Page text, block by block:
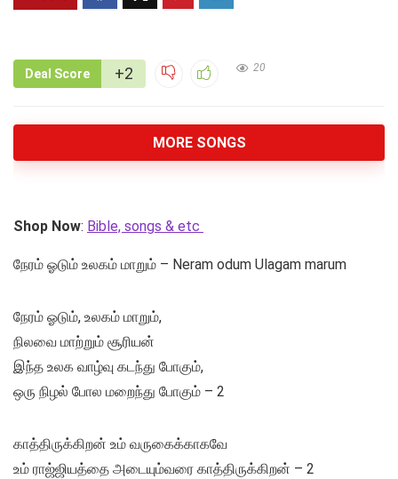
Deal Score +2 20
MORE SONGS
Shop Now: Bible, songs & etc
நேரம் ஓடும் உலகம் மாறும் – Neram odum Ulagam marum
நேரம் ஓடும், உலகம் மாறும்,
நிலவை மாற்றும் சூரியன்
இந்த உலக வாழ்வு கடந்து போகும்,
ஒரு நிழல் போல மறைந்து போகும் – 2
காத்திருக்கிறன் உம் வருகைக்காகவே
உம் ராஜ்ஜியத்தை அடையும்வரை காத்திருக்கிறன் – 2